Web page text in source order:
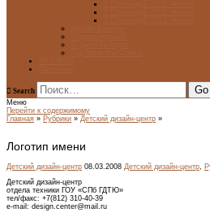
Search
Меню
Перейти к содержимому
Главная » Рубрики » Детский дизайн-центр »
Логотип имени
Детский дизайн-центр 08.03.2008 Детский дизайн-центр,
Детский дизайн-центр
отдела техники ГОУ «СПб ГДТЮ»
тел/факс: +7(812) 310-40-39
e-mail: design.center@mail.ru